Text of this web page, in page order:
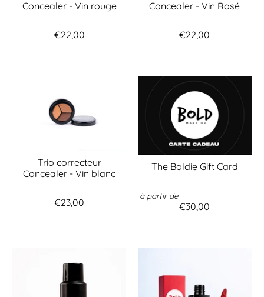
Concealer - Vin rouge
€22,00
Concealer - Vin Rosé
€22,00
Trio correcteur
Concealer - Vin blanc
€23,00
The Boldie Gift Card
à partir de
€30,00